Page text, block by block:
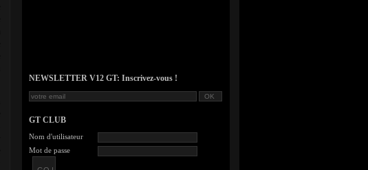
NEWSLETTER V12 GT: Inscrivez-vous !
GT CLUB
Nom d'utilisateur
Mot de passe